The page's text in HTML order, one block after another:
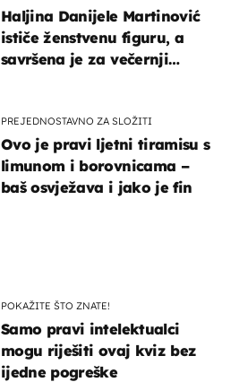
POKAŽITE ŠTO ZNATE!
Samo pravi intelektualci
mogu riješiti ovaj kviz bez
ijedne pogreške
Haljina Danijele Martinović
ističe ženstvenu figuru, a
savršena je za večernji
PREJEDNOSTAVNO ZA SLOŽITI
Ovo je pravi ljetni tiramisu s
limunom i borovnicama –
baš osvježava i jako je fin